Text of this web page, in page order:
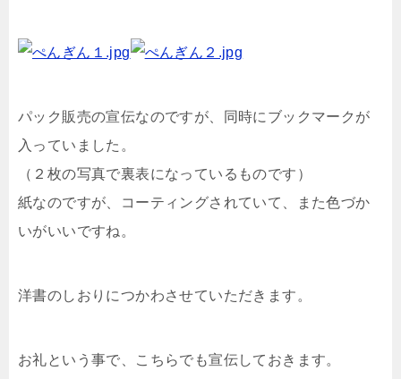
パック販売の宣伝なのですが、同時にブックマークが
入っていました。
（２枚の写真で裏表になっているものです）
紙なのですが、コーティングされていて、また色づか
いがいいですね。
洋書のしおりにつかわさせていただきます。
お礼という事で、こちらでも宣伝しておきます。